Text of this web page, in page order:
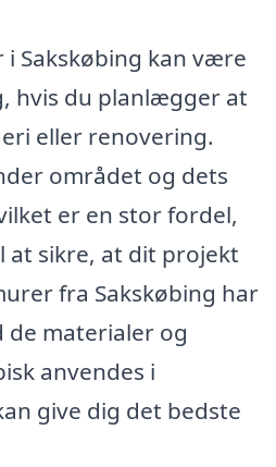
Sakskøbing kan være
hvis du planlægger at
eller renovering.
området og dets
er en stor fordel,
at sikre, at dit projekt
fra Sakskøbing har
de materialer og
anvendes i
give dig det bedste